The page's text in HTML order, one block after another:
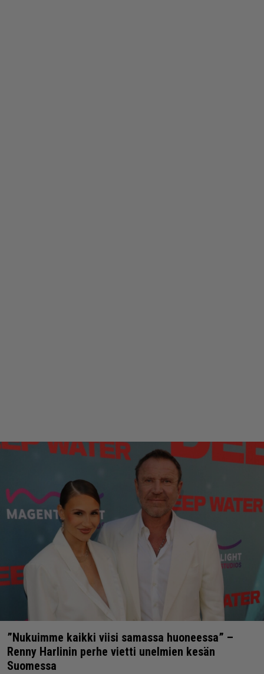
”Nukuimme kaikki viisi samassa huoneessa” –
Renny Harlinin perhe vietti unelmien kesän
Suomessa